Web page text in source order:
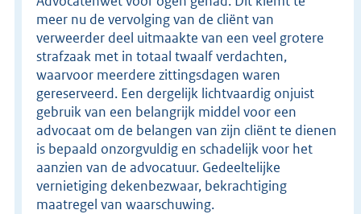
meer nu de vervolging van de cliënt van
verweerder deel uitmaakte van een veel grotere
strafzaak met in totaal twaalf verdachten,
waarvoor meerdere zittingsdagen waren
gereserveerd. Een dergelijk lichtvaardig onjuist
gebruik van een belangrijk middel voor een
advocaat om de belangen van zijn cliënt te dienen
is bepaald onzorgvuldig en schadelijk voor het
aanzien van de advocatuur. Gedeeltelijke
vernietiging dekenbezwaar, bekrachtiging
maatregel van waarschuwing.